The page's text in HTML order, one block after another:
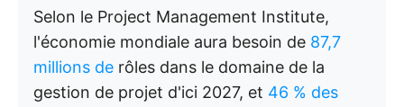
Selon le Project Management Institute,
l'économie mondiale aura besoin de 87,7
millions de rôles dans le domaine de la
gestion de projet d'ici 2027, et 46 % des